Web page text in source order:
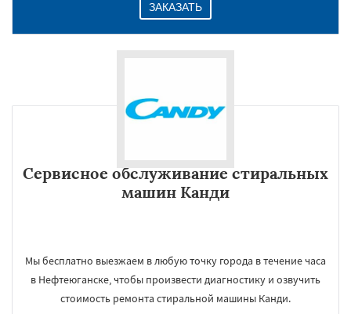
ЗАКАЗАТЬ
Сервисное обслуживание стиральных
машин Канди
Мы бесплатно выезжаем в любую точку города в течение часа
в Нефтеюганске, чтобы произвести диагностику и озвучить
стоимость ремонта стиральной машины Канди.